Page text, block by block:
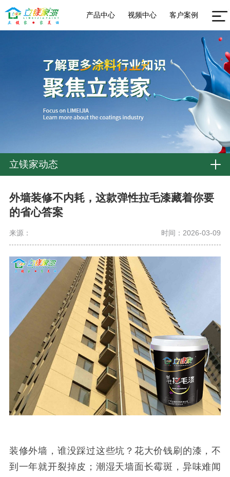
产品中心 视频中心 客户案例
立镁家动态
外墙装修不内耗，这款弹性拉毛漆藏着你要
的省心答案
来源： 时间：2026-03-09
装修外墙，谁没踩过这些坑？花大价钱刷的漆，不
到一年就开裂掉皮；潮湿天墙面长霉斑，异味难闻